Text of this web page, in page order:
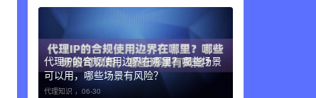
代理IP的合规使用边界在哪里？哪些场景
可以用，哪些场景有风险？
代理知识 ， 06-30